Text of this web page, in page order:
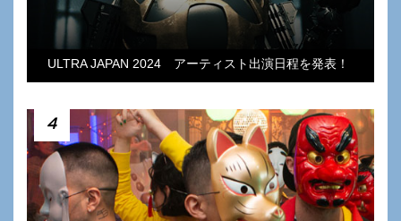
ULTRA JAPAN 2024 アーティスト出演日程を発表！
4